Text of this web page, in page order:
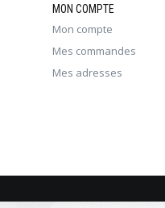
MON COMPTE
Mon compte
Mes commandes
Mes adresses